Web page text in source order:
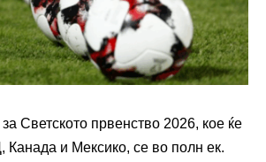
Светското првенство 2026, кое ќе
и Мексико, се во полн ек.